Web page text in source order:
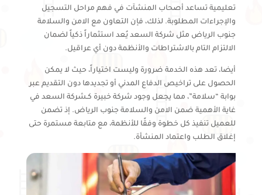
تعليمية تساعد أصحاب المنشآت في فهم مراحل التسجيل
والإجراءات المطلوبة. لذلك، فإن التعاون مع الامن والسلامة
جنوب الرياض مثل شركة السعد يُعد استثماراً ذكياً لضمان
الالتزام التام بالاشتراطات والأنظمة دون أي عراقيل.
أيضا، تعد هذه الخدمة ضرورة وليست اختياراً، حيث لا يمكن
الحصول على تراخيص الدفاع المدني أو تجديدها دون التقديم عبر
بوابة “سلامة”، مما يجعل وجود شركة خبيرة كـشركة السعد في
غاية الأهمية ضمن الامن والسلامة جنوب الرياض. إذ تضمن
للعميل تنفيذ كل خطوة وفقًا للأنظمة، مع متابعة مستمرة حتى
إغلاق الطلب واعتماد المنشأة.